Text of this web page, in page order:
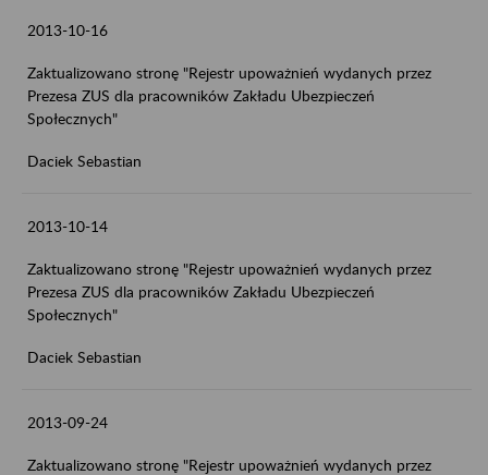
2013-10-16
Zaktualizowano stronę "Rejestr upoważnień wydanych przez
Prezesa ZUS dla pracowników Zakładu Ubezpieczeń
Społecznych"
Daciek Sebastian
2013-10-14
Zaktualizowano stronę "Rejestr upoważnień wydanych przez
Prezesa ZUS dla pracowników Zakładu Ubezpieczeń
Społecznych"
Daciek Sebastian
2013-09-24
Zaktualizowano stronę "Rejestr upoważnień wydanych przez